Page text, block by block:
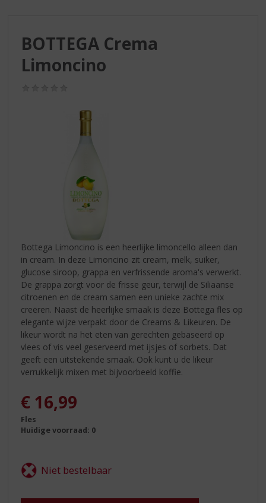
BOTTEGA Crema
Limoncino
Bottega Limoncino is een heerlijke limoncello alleen dan
in cream. In deze Limoncino zit cream, melk, suiker,
glucose siroop, grappa en verfrissende aroma's verwerkt.
De grappa zorgt voor de frisse geur, terwijl de Siliaanse
citroenen en de cream samen een unieke zachte mix
creëren. Naast de heerlijke smaak is deze Bottega fles op
elegante wijze verpakt door de Creams & Likeuren. De
likeur wordt na het eten van gerechten gebaseerd op
vlees of vis veel geserveerd met ijsjes of sorbets. Dat
geeft een uitstekende smaak. Ook kunt u de likeur
verrukkelijk mixen met bijvoorbeeld koffie.
€ 16,99
Fles
Huidige voorraad: 0